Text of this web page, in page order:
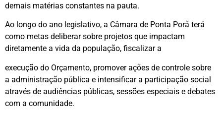
demais matérias constantes na pauta.
Ao longo do ano legislativo, a Câmara de Ponta Porã terá
como metas deliberar sobre projetos que impactam
diretamente a vida da população, fiscalizar a
execução do Orçamento, promover ações de controle sobre
a administração pública e intensificar a participação social
através de audiências públicas, sessões especiais e debates
com a comunidade.